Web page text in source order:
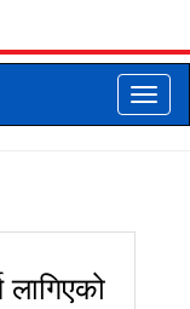
Toggle